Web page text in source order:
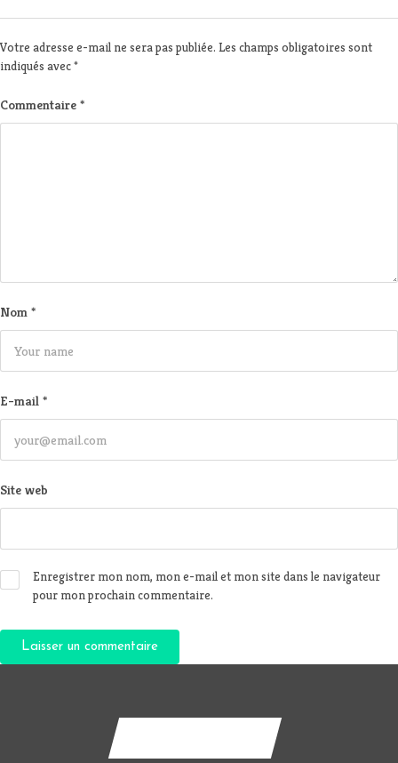
Votre adresse e-mail ne sera pas publiée. Les champs obligatoires sont
indiqués avec*
Commentaire *
Nom *
E-mail *
Site web
Enregistrer mon nom, mon e-mail et mon site dans le navigateur
pour mon prochain commentaire.